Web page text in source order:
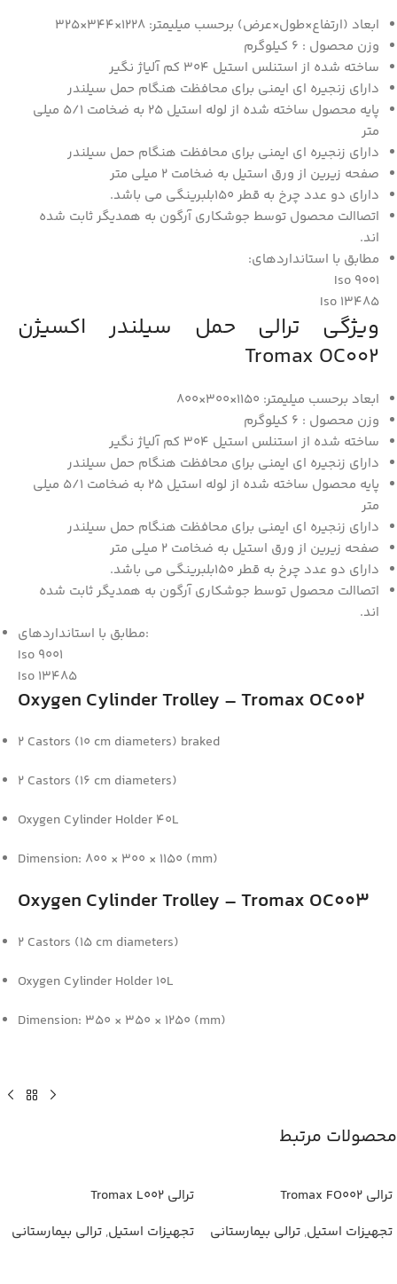
ابعاد (ارتفاع×طول×عرض) برحسب میلیمتر: 1228×344×325
وزن محصول : 6 کیلوگرم
ساخته شده از استنلس استیل 304 کم آلیاژ نگیر
دارای زنجیره ای ایمنی برای محافظت هنگام حمل سیلندر
پایه محصول ساخته شده از لوله استیل 25 به ضخامت 5/1 میلی
متر
دارای زنجیره ای ایمنی برای محافظت هنگام حمل سیلندر
صفحه زیرین از ورق استیل به ضخامت 2 میلی متر
دارای دو عدد چرخ به قطر 150بلبرینگی می باشد.
اتصاالت محصول توسط جوشکاری آرگون به همدیگر ثابت شده
اند.
مطابق با استانداردهای:
Iso 9001
Iso 13485
ویژگی ترالی حمل سیلندر اکسیژن
Tromax OC002
ابعاد برحسب میلیمتر: 1150×300×800
وزن محصول : 6 کیلوگرم
ساخته شده از استنلس استیل 304 کم آلیاژ نگیر
دارای زنجیره ای ایمنی برای محافظت هنگام حمل سیلندر
پایه محصول ساخته شده از لوله استیل 25 به ضخامت 5/1 میلی
متر
دارای زنجیره ای ایمنی برای محافظت هنگام حمل سیلندر
صفحه زیرین از ورق استیل به ضخامت 2 میلی متر
دارای دو عدد چرخ به قطر 150بلبرینگی می باشد.
اتصاالت محصول توسط جوشکاری آرگون به همدیگر ثابت شده
اند.
مطابق با استانداردهای:
Iso 9001
Iso 13485
Oxygen Cylinder Trolley – Tromax OC002
2 Castors (10 cm diameters) braked
2 Castors (16 cm diameters)
Oxygen Cylinder Holder 40L
Dimension: 800 × 300 × 1150 (mm)
Oxygen Cylinder Trolley – Tromax OC003
2 Castors (15 cm diameters)
Oxygen Cylinder Holder 10L
Dimension: 350 × 350 × 1250 (mm)
محصولات مرتبط
ترالی Tromax FO002
تجهیزات استیل, ترالی بیمارستانی
ترالی Tromax L002
تجهیزات استیل, ترالی بیمارستانی